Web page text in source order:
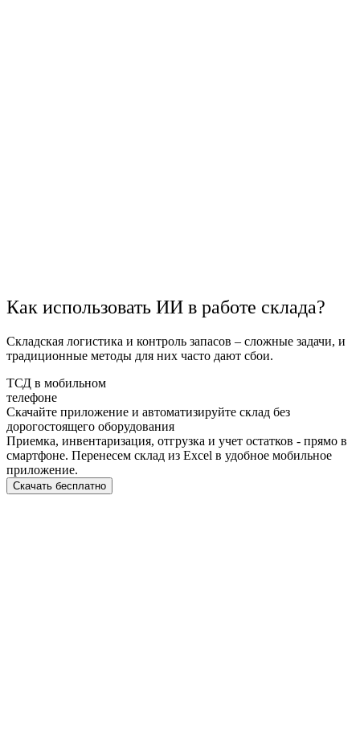
Как использовать ИИ в работе склада?
Складская логистика и контроль запасов – сложные задачи, и
традиционные методы для них часто дают сбои.
ТСД в мобильном
телефоне
Скачайте приложение и автоматизируйте склад без
дорогостоящего оборудования
Приемка, инвентаризация, отгрузка и учет остатков - прямо в
смартфоне. Перенесем склад из Excel в удобное мобильное
приложение.
Скачать бесплатно